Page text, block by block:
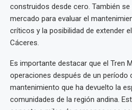
construidos desde cero. También
mercado para evaluar el
críticos y la posibilidad de extender
Cáceres.
Es importante destacar que el Tren
operaciones después de un período
mantenimiento que ha devuelto la
comunidades de la región andina.